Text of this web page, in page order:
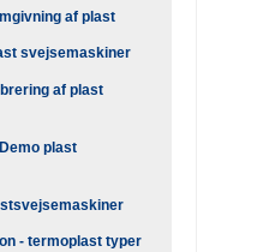
af plast
svejsemaskiner
af plast
plast
- termoplast typer